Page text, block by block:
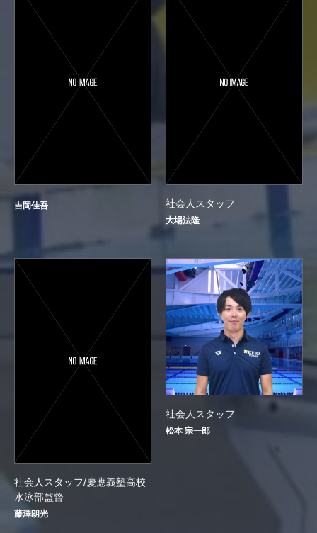
吉岡佳吾 社会人スタッフ
大場法隆
社会人スタッフ/慶應義塾高校
水泳部監督
藤澤朗光
社会人スタッフ
松本 宗一郎